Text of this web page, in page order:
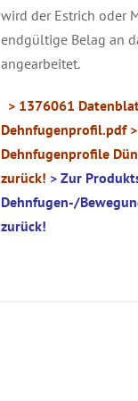
wird der Estrich oder
endgültige Belag an
angearbeitet.
> 1376061
Dehnfugenprofil.pdf
Dehnfugenprofile
zurück! > Zur
Dehnfugen-/
zurück!